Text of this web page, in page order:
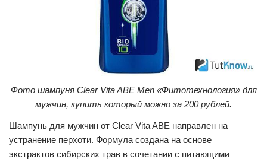
Фото шампуня Clear Vita ABE Men «Фитотехнология» для
мужчин, купить который можно за 200 рублей.
Шампунь для мужчин от Сlear Vita ABE направлен на
устранение перхоти. Формула создана на основе
экстрактов сибирских трав в сочетании с питающими